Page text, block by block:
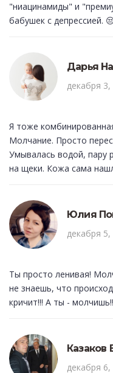
"ниацинамиды" и
бабушек с депрессией.
Дарья
декабря 3,
Я тоже
Молчание. Просто
Умывалась водой, пару
на щеки. Кожа сама
Юлия
декабря
Ты просто ленивая!
не знаешь, что
кричит!!! А ты -
Казаков
декабря 6,